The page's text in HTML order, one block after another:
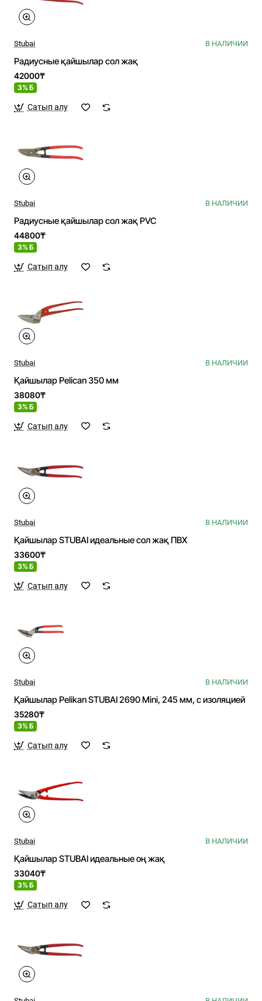
Stubai В НАЛИЧИИ
Радиусные қайшылар сол жақ
42000₸
3% Б
Сатып алу
Stubai В НАЛИЧИИ
Радиусные қайшылар сол жақ PVC
44800₸
3% Б
Сатып алу
Stubai В НАЛИЧИИ
Қайшылар Pelican 350 мм
38080₸
3% Б
Сатып алу
Stubai В НАЛИЧИИ
Қайшылар STUBAI идеальные сол жақ ПВХ
33600₸
3% Б
Сатып алу
Stubai В НАЛИЧИИ
Қайшылар Pelikan STUBAI 2690 Mini, 245 мм, с изоляцией
35280₸
3% Б
Сатып алу
Stubai В НАЛИЧИИ
Қайшылар STUBAI идеальные оң жақ
33040₸
3% Б
Сатып алу